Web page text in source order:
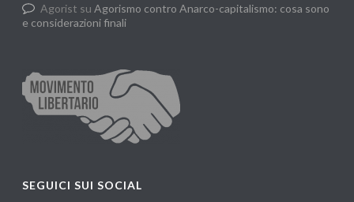
Agorist suAgorismo contro Anarco-capitalismo: cosa sono
e considerazioni finali
SEGUICI SUI SOCIAL